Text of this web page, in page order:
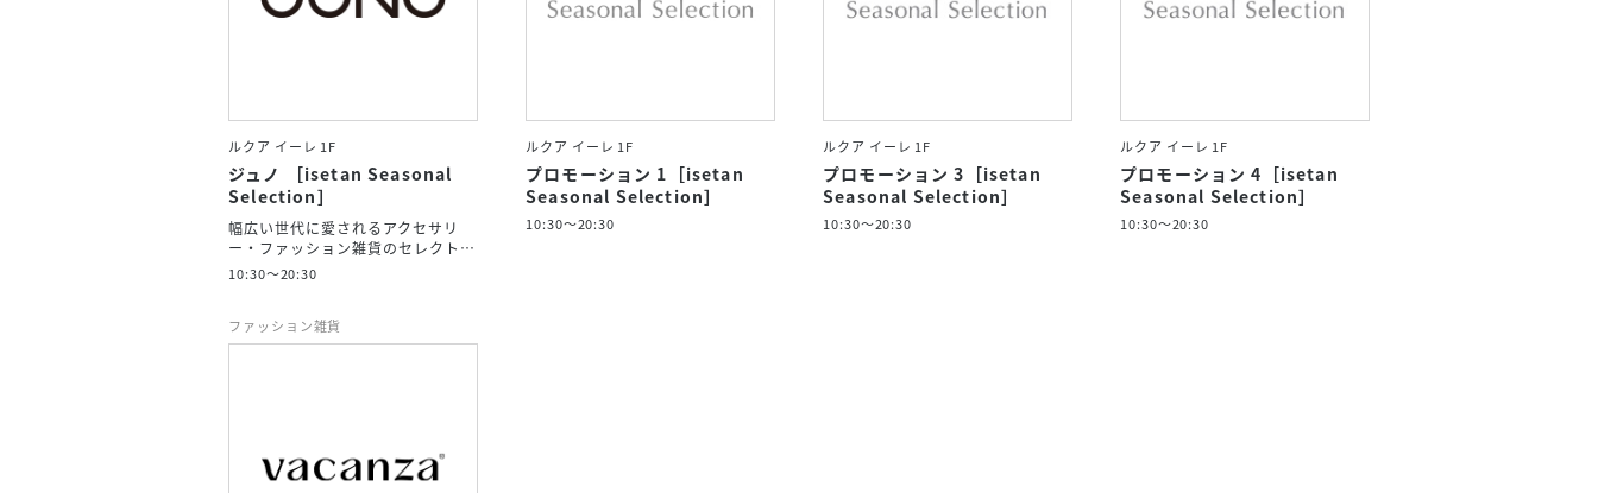
ルクア イーレ 1F
ジュノ ［isetan Seasonal
Selection］
幅広い世代に愛されるアクセサリ
ー・ファッション雑貨のセレクト…
10:30～20:30
ルクア イーレ 1F
プロモーション 1［isetan
Seasonal Selection］
10:30～20:30
ルクア イーレ 1F
プロモーション 3［isetan
Seasonal Selection］
10:30～20:30
ルクア イーレ 1F
プロモーション 4［isetan
Seasonal Selection］
10:30～20:30
ファッション雑貨